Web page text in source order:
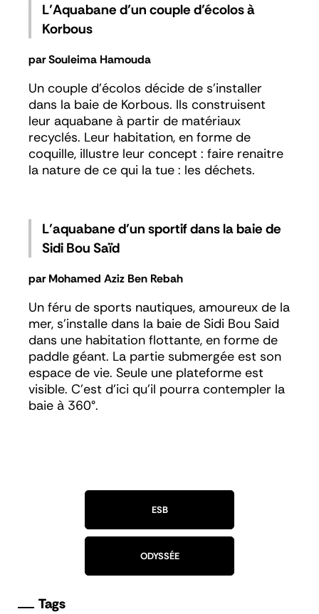
L’Aquabane d’un couple d’écolos à
Korbous
par Souleima Hamouda
Un couple d’écolos décide de s’installer
dans la baie de Korbous. Ils construisent
leur aquabane à partir de matériaux
recyclés. Leur habitation, en forme de
coquille, illustre leur concept : faire renaitre
la nature de ce qui la tue : les déchets.
L’aquabane d’un sportifdans la baie de
Sidi Bou Saïd
par Mohamed Aziz Ben Rebah
Un féru de sports nautiques, amoureux de la
mer, s’installe dans la baie de Sidi Bou Said
dans une habitation flottante, en forme de
paddle géant. La partie submergée est son
espace de vie. Seule une plateforme est
visible. C’est d’ici qu’il pourra contempler la
baie à 360°.
ESB
ODYSSÉE
Tags